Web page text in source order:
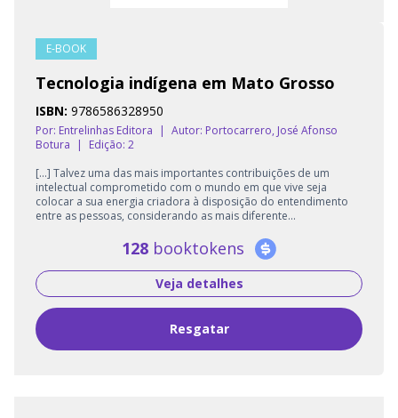
E-BOOK
Tecnologia indígena em Mato Grosso
ISBN: 9786586328950
Por: Entrelinhas Editora | Autor: Portocarrero, José Afonso
Botura
|
Edição: 2
[...] Talvez uma das mais importantes contribuições de um
intelectual comprometido com o mundo em que vive seja
colocar a sua energia criadora à disposição do entendimento
entre as pessoas, considerando as mais diferente...
128 booktokens
Veja detalhes
Resgatar